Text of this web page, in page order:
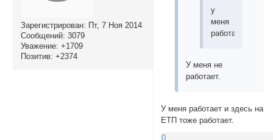
Зарегистрирован: Пт, 7 Ноя 2014
Сообщений: 3079
Уважение: +1709
Позитив: +2374
у
меня
работает
У меня не
работает.
У меня работает и здесь на
ЕТП тоже работает.
0